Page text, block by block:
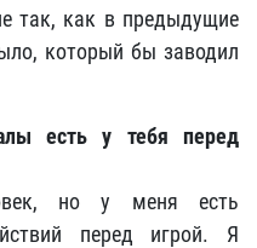
так, как в предыдущие
который бы заводил
есть у тебя перед
но у меня есть
перед игрой. Я